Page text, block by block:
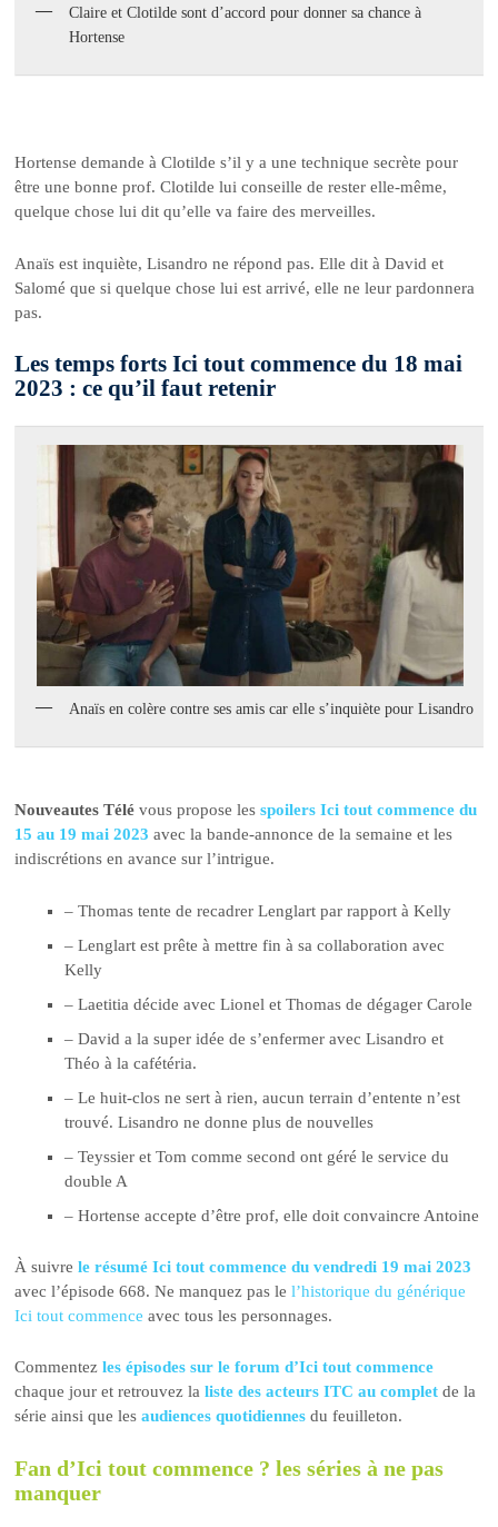
Claire et Clotilde sont d’accord pour donner sa chance à
Hortense
Hortense demande à Clotilde s’il y a une technique secrète pour
être une bonne prof. Clotilde lui conseille de rester elle-même,
quelque chose lui dit qu’elle va faire des merveilles.
Anaïs est inquiète, Lisandro ne répond pas. Elle dit à David et
Salomé que si quelque chose lui est arrivé, elle ne leur pardonnera
pas.
Les temps forts Ici tout commence du 18 mai
2023 : ce qu’il faut retenir
Anaïs en colère contre ses amis car elle s’inquiète pour Lisandro
Nouveautes Télévous propose lesspoilers Ici tout commence du
15 au 19 mai 2023 avec la bande-annonce de la semaine et les
indiscrétions en avance sur l’intrigue.
– Thomas tente de recadrer Lenglart par rapport à Kelly
– Lenglart est prête à mettre fin à sa collaboration avec
Kelly
– Laetitia décide avec Lionel et Thomas de dégager Carole
– David a la super idée de s’enfermer avec Lisandro et
Théo à la cafétéria.
– Le huit-clos ne sert à rien, aucun terrain d’entente n’est
trouvé. Lisandro ne donne plus de nouvelles
– Teyssier et Tom comme second ont géré le service du
double A
– Hortense accepte d’être prof, elle doit convaincre Antoine
À suivrele résumé Ici tout commence du vendredi 19 mai 2023
avec l’épisode 668. Ne manquez pas lel’historique du générique
Ici tout commenceavec tous les personnages.
Commentezles épisodes sur le forum d’Ici tout commence
chaque jour et retrouvez laliste des acteurs ITC au complet de la
série ainsi que lesaudiences quotidiennesdu feuilleton.
Fan d’Ici tout commence ? les séries à ne pas
manquer